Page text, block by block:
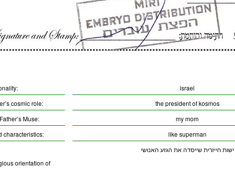
israel
cosmic role:
the president of kosmos
Muse:
my mom
characteristics:
like superman
orientation of
ישות חייזרית שייסדה את הגזע האנושי